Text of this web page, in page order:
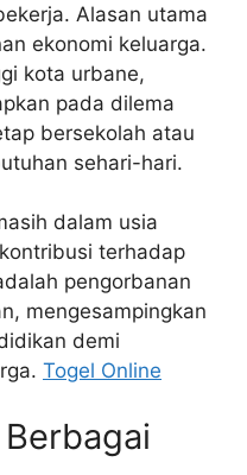
Alasan utama
ekonomi keluarga.
kota urbane,
pada dilema
bersekolah atau
sehari-hari.
dalam usia
terhadap
pengorbanan
mengesampingkan
demi
Togel Online